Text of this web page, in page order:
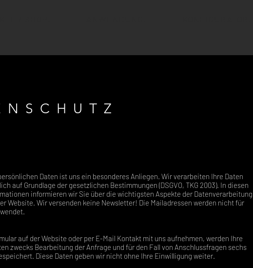
Daten ist uns ein besonderes Anliegen. Wir verarbeiten Ihre Daten
auf Grundlage der gesetzlichen Bestimmungen (DSGVO, TKG 2003). In diesen
informieren wir Sie über die wichtigsten Aspekte der Datenverarbeitung
Website. Wir versenden keine Newsletter! Die Mailadressen werden nicht für
auf der Website oder per E-Mail Kontakt mit uns aufnehmen, werden Ihre
zwecks Bearbeitung der Anfrage und für den Fall von Anschlussfragen sechs
Diese Daten geben wir nicht ohne Ihre Einwilligung weiter.